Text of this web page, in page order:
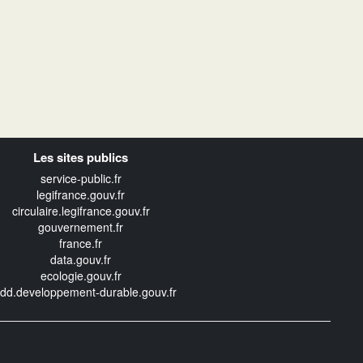
Les sites publics
service-public.fr
legifrance.gouv.fr
circulaire.legifrance.gouv.fr
gouvernement.fr
france.fr
data.gouv.fr
ecologie.gouv.fr
durable.gouv.fr